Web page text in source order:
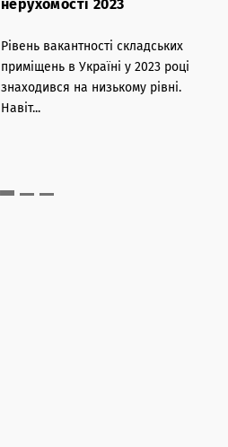
нерухомості 2023
Рівень вакантності складських
приміщень в Україні у 2023 році
знаходився на низькому рівні.
Навіт...